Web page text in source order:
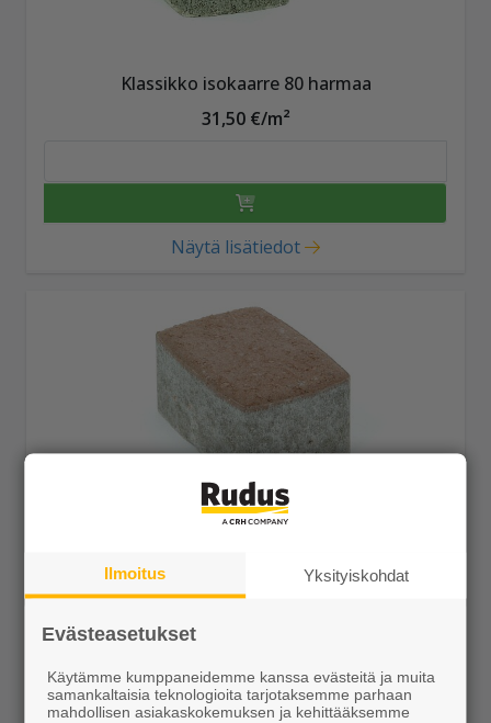
Klassikko isokaarre 80 harmaa
31,50 €/m²
Näytä lisätiedot
Näytä lisätiedot
Ilmoitus Yksityiskohdat
Evästeasetukset
Käytämme kumppaneidemme kanssa evästeitä ja muita
samankaltaisia teknologioita tarjotaksemme parhaan
mahdollisen asiakaskokemuksen ja kehittääksemme